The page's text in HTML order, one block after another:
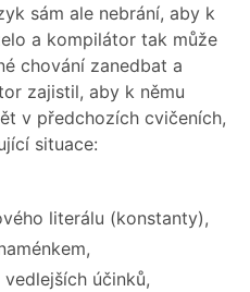
sám ale nebrání, aby k
a kompilátor tak může
chování zanedbat a
zajistil, aby k němu
v předchozích cvičeních,
situace:
literálu (konstanty),
účinků,